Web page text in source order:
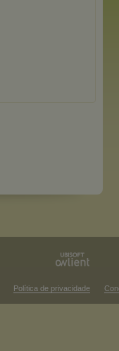
Política de privacidade